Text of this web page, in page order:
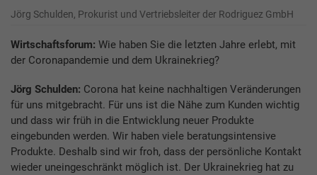
Jörg Schulden, Prokurist und Vertriebsleiter der Rodriguez GmbH
Wirtschaftsforum: Wie haben Sie die letzten Jahre erlebt, mit
der Coronapandemie und dem Ukrainekrieg?
Jörg Schulden: Corona hat keine nachhaltigen Veränderungen
für uns mitgebracht. Für uns ist die Nähe zum Kunden wichtig
und dass wir früh in die Entwicklung neuer Produkte
eingebunden werden. Wir haben viele beratungsintensive
Produkte. Deshalb sind wir froh, dass der persönliche Kontakt
wieder uneingeschränkt möglich ist. Der Ukrainekrieg hat zu